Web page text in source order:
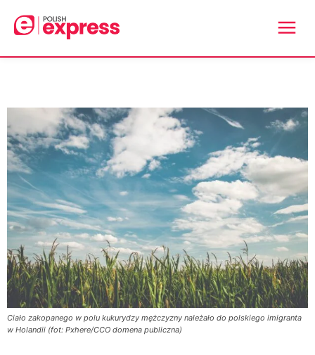
Ciało zakopanego w polu kukurydzy mężczyzny należało do polskiego imigranta
w Holandii (fot: Pxhere/CCO domena publiczna)